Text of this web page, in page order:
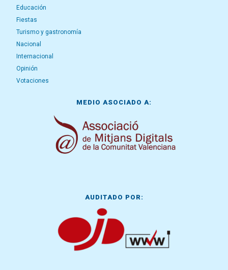
Educación
Fiestas
Turismo y gastronomía
Nacional
Internacional
Opinión
Votaciones
MEDIO ASOCIADO A:
AUDITADO POR: